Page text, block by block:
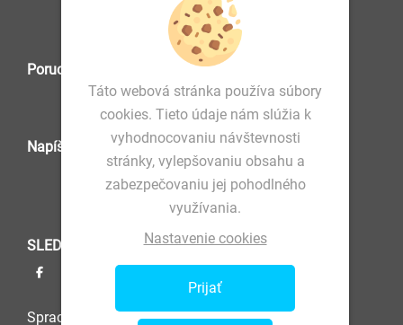
IČO: 36 570 460
Poruchová služba
Napíšte nám
SLEDUJTE NÁS
Spracovanie osobných údajov
Táto webová stránka používa súbory
cookies. Tieto údaje nám slúžia k
vyhodnocovaniu návštevnosti
stránky, vylepšovaniu obsahu a
zabezpečovaniu jej pohodlného
využívania.
Nastavenie cookies
Prijať